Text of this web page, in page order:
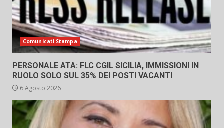
Comunicati Stampa
PERSONALE ATA: FLC CGIL SICILIA, IMMISSIONI IN
RUOLO SOLO SUL 35% DEI POSTI VACANTI
6 Agosto 2026